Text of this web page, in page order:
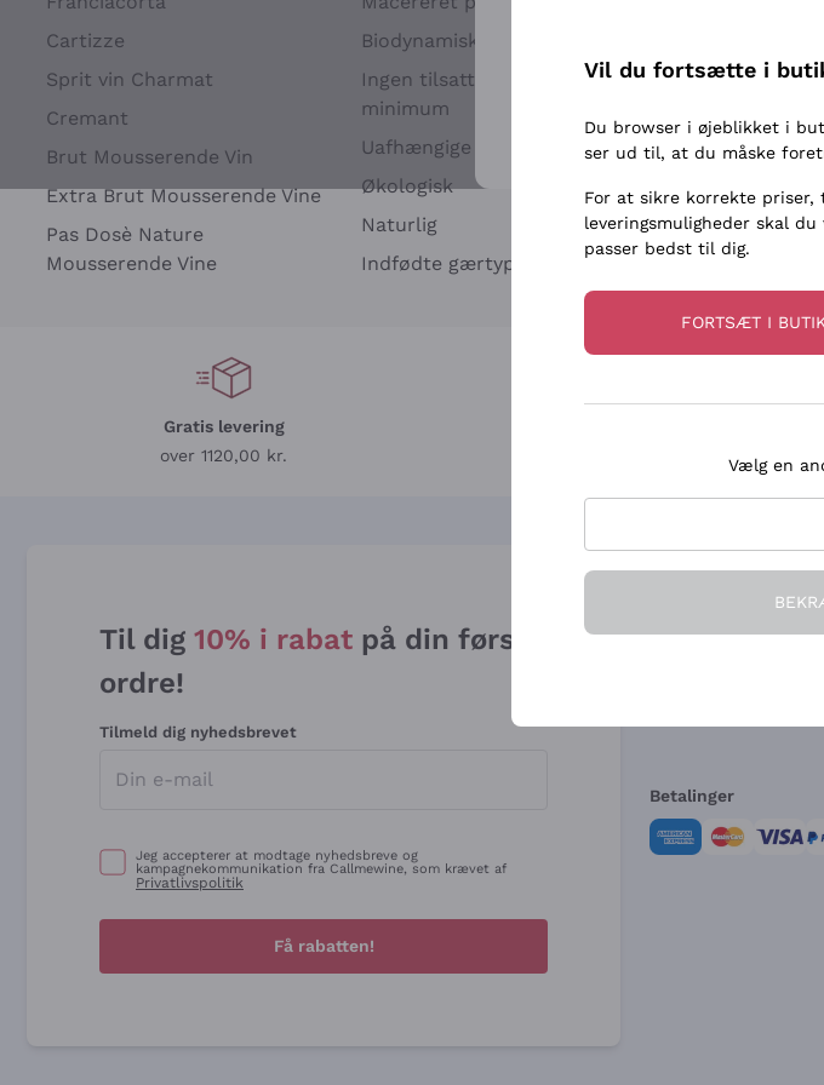
Cartizze
Sprit vin Charmat
Cremant
Brut Mousserende Vin
Extra Brut Mousserende Vine
Pas Dosè Nature
Mousserende Vine
Biodynamisk
Ingen tilsatte sulfitter eller
minimum
Uafhængige Vinavlere
Økologisk
Naturlig
Indfødte gærtyper
Biondi Santi
Franz Haas
Argiolas
Zenato
Ca' dei Frati
Gratis levering
over 1120,00 kr.
Til dig 10% i rabat på din første
ordre!
Tilmeld dig nyhedsbrevet
Jeg accepterer at modtage nyhedsbreve og
kampagnekommunikation fra Callmewine, som krævet af
Privatlivspolitik
Få rabatten!
Hvem vi er
Betalinger
For flere oplysninger, læs vores
Vil du fortsætte i
Du browser i øjeblikket i
ser ud til, at du måske
For at sikre korrekte priser,
leveringsmuligheder skal
passer bedst til dig.
FORTSÆT I
Vælg en